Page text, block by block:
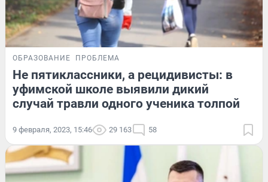
ОБРАЗОВАНИЕ ПРОБЛЕМА
Не пятиклассники, а рецидивисты: в
уфимской школе выявили дикий
случай травли одного ученика толпой
9 февраля, 2023, 15:46 29 163 58